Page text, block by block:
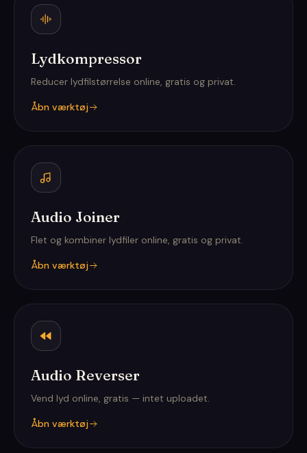
Lydkompressor
Reducer lydfilstørrelse online, gratis og privat.
Åbn værktøj
Audio Joiner
Flet og kombiner lydfiler online, gratis og privat.
Åbn værktøj
Audio Reverser
Vend lyd online, gratis — intet uploadet.
Åbn værktøj